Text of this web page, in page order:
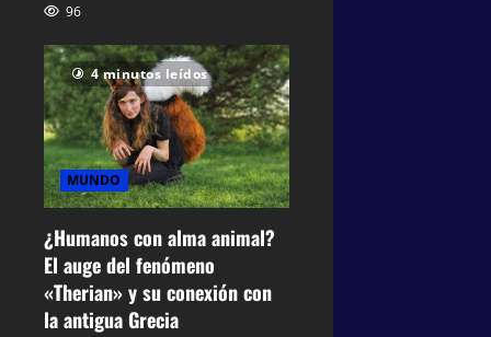
96
4 minutos leídos
MUNDO
¿Humanos con alma animal?
El auge del fenómeno
«Therian» y su conexión con
la antigua Grecia